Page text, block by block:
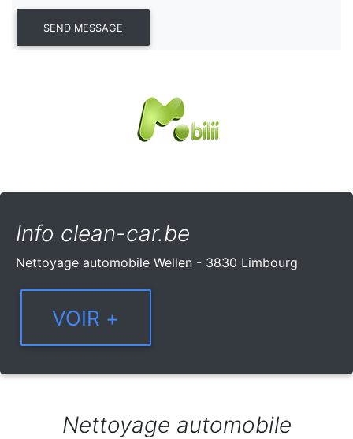
Info clean-car.be
Nettoyage automobile Wellen - 3830 Limbourg
Nettoyage automobile